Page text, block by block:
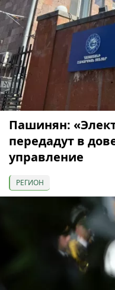
Пашинян:
передадут в
управление
РЕГИОН